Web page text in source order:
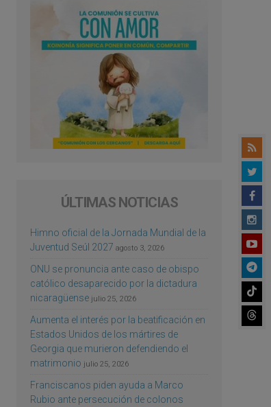
ÚLTIMAS NOTICIAS
Himno oficial de la Jornada Mundial de la
Juventud Seúl 2027 agosto 3, 2026
ONU se pronuncia ante caso de obispo
católico desaparecido por la dictadura
nicaragüense julio 25, 2026
Aumenta el interés por la beatificación en
Estados Unidos de los mártires de
Georgia que murieron defendiendo el
matrimonio julio 25, 2026
Franciscanos piden ayuda a Marco
Rubio ante persecución de colonos